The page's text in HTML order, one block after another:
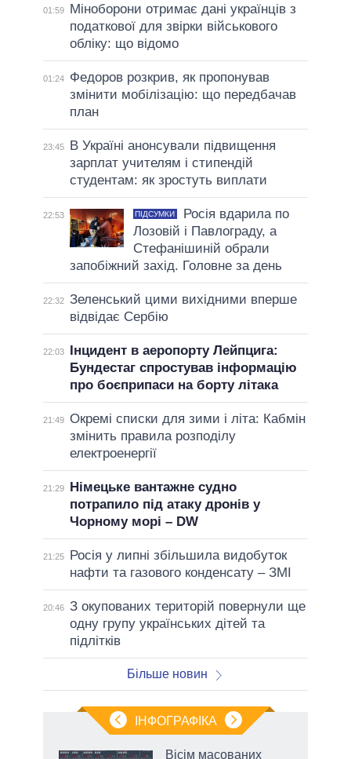
01:59
Міноборони отримає дані українців з
податкової для звірки військового
обліку: що відомо
01:24
Федоров розкрив, як пропонував
змінити мобілізацію: що передбачав
план
23:45
В Україні анонсували підвищення
зарплат учителям і стипендій
студентам: як зростуть виплати
22:53 ПІДСУМКИ
Росія вдарила по
Лозовій і Павлограду, а
Стефанішиній обрали
запобіжний захід. Головне за день
22:32 Зеленський цими вихідними вперше
відвідає Сербію
22:03
Інцидент в аеропорту Лейпцига:
Бундестаг спростував інформацію
про боєприпаси на борту літака
21:49 Окремі списки для зими і літа: Кабмін
змінить правила розподілу
електроенергії
21:29
Німецьке вантажне судно
потрапило під атаку дронів у
Чорному морі – DW
21:25
Росія у липні збільшила видобуток
нафти та газового конденсату – ЗМІ
20:46 З окупованих територій повернули ще
одну групу українських дітей та
підлітків
Більше новин
ІНФОГРАФІКА
Вісім масованих